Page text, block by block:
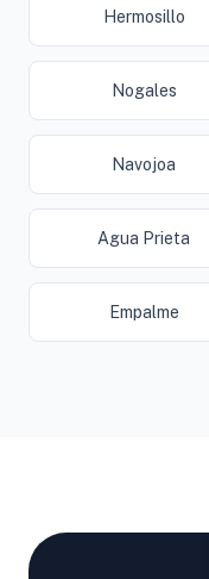
Hermosillo
Nogales
Navojoa
Agua Prieta
Empalme